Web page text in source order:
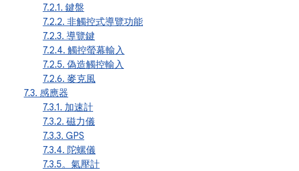
7.2.1. 鍵盤
7.2.2. 非觸控式導覽功能
7.2.3. 導覽鍵
7.2.4. 觸控螢幕輸入
7.2.5. 偽造觸控輸入
7.2.6. 麥克風
7.3. 感應器
7.3.1. 加速計
7.3.2. 磁力儀
7.3.3. GPS
7.3.4. 陀螺儀
7.3.5。氣壓計